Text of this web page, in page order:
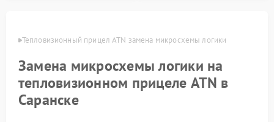
Тепловизионный прицел ATN замена микросхемы логики
Замена микросхемы логики на
тепловизионном прицеле ATN в
Саранске